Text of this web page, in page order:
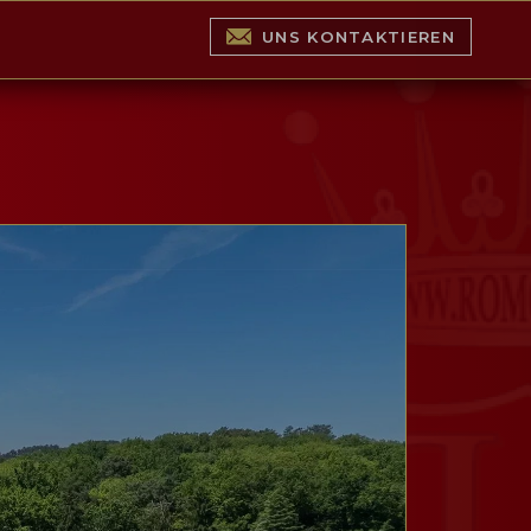
UNS KONTAKTIEREN